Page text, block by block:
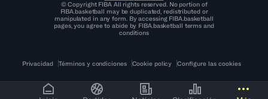
© Copyright FIBA All rights reserved. No portion of
FIBA.basketball may be duplicated, redistributed or
manipulated in any form. By accessing FIBA.basketball
pages, you agree to abide by FIBA.basketball terms and
conditions
Privacidad Términos y condiciones Cookie policy Configure las cookies